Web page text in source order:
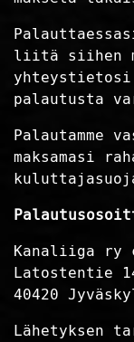
liitä siihen
palautusta
Palautamme
maksamasi
Kanaliiga ry
Latostentie
40420
Lähetyksen